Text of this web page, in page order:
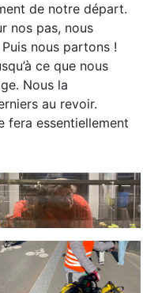
de notre départ.
nos pas, nous
nous partons !
ce que nous
Nous la
au revoir.
fera essentiellement